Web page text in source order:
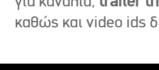
καθώς και video ids